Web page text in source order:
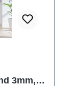
3mm,